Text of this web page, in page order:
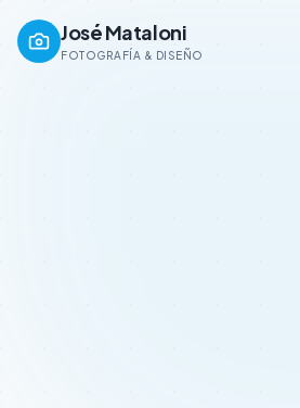
José Mataloni
FOTOGRAFÍA & DISEÑO